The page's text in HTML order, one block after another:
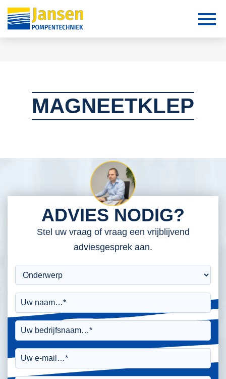
MAGNEETKLEP
ADVIES NODIG?
Stel uw vraag of vraag een vrijblijvend
adviesgesprek aan.